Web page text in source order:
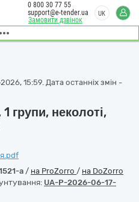
Замовити дзвінок
0 800 30 77 55
support@e-tender.ua
UK
15:59. Дата останніх змін -
групи, неколоті,
a / на ProZorro / на DoZorro
UA-P-2026-06-17-